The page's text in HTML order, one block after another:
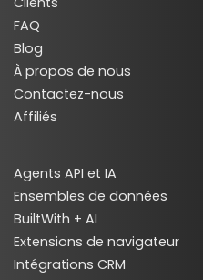
FAQ
Blog
À propos de nous
Contactez-nous
Affiliés
Agents API et IA
Ensembles de données
BuiltWith + AI
Extensions de navigateur
Intégrations CRM